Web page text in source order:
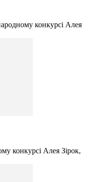
конкурсі Алея
конкурсі Алея Зірок,